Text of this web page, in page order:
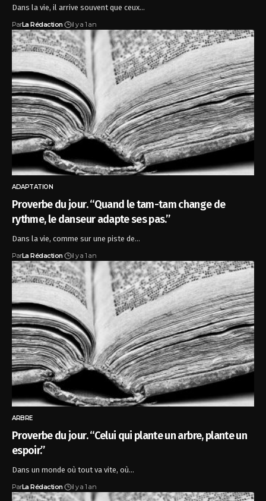
Dans la vie, il arrive souvent que ceux…
ParLa Rédaction il y a 1 an
ADAPTATION
Proverbe du jour. “Quand le tam-tam change de
rythme, le danseur adapte ses pas.”
Dans la vie, comme sur une piste de…
ParLa Rédaction il y a 1 an
ARBRE
Proverbe du jour. “Celui qui plante un arbre, plante un
espoir.”
Dans un monde où tout va vite, où…
ParLa Rédaction il y a 1 an